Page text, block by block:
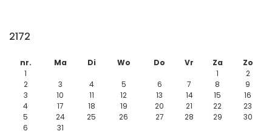
2172
nr. Ma Di Wo Do Vr Za
Zo
1
1
2
2
3 4 5 6 7 8
9
3
10 11 12 13 14 15
16
4
17 18 19 20 21 22
23
5
24 25 26 27 28 29
30
6
31